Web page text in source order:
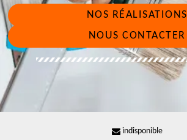
NOS RÉALISATIONS
NOUS CONTACTER
indisponible